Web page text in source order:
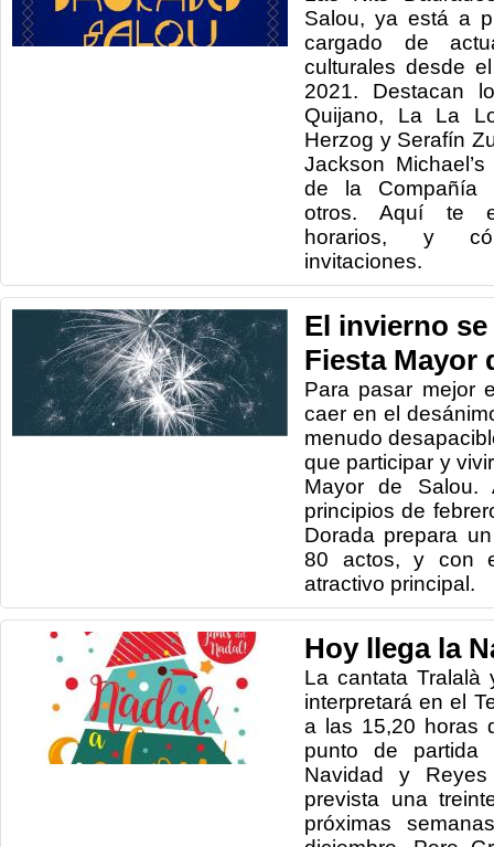
Salou, ya está a
cargado de
culturales desde
2021. Destacan
Quijano, La La
Herzog y Serafín
Jackson
de la Compañía
otros. Aquí te
horarios, y
invitaciones.
El invierno
Fiesta Mayor
Para pasar mejor
caer en el
menudo
que participar y
Mayor de
principios de
Dorada prepara
80 actos, y con
atractivo principal.
Hoy llega la
La cantata
interpretará en el
a las 15,20 horas
punto de partida
Navidad y
prevista una
próximas